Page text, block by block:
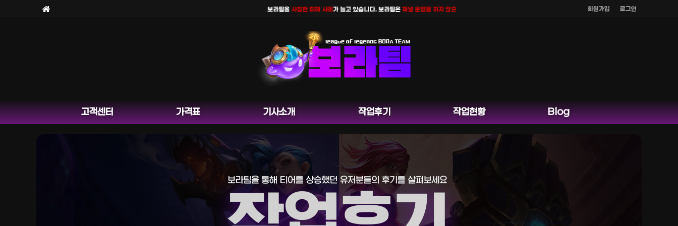
회원가입 로그인
보라팀을사칭한 피해 사례가 늘고 있습니다. 보라팀은채널 운영을 하지 않으며공식 홈페이지 카카오톡 외 다른 채팅은 운영하지 않습니다.
고객센터 가격표 기사소개 작업후기 작업현황 Blog